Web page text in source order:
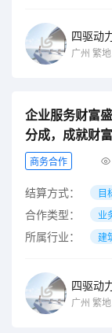
四驱动
广州 繁地
企业服务财富
分成，成就财富
商务合作
结算方式： 目
合作类型： 业
所属行业： 建
四驱动
广州 繁地